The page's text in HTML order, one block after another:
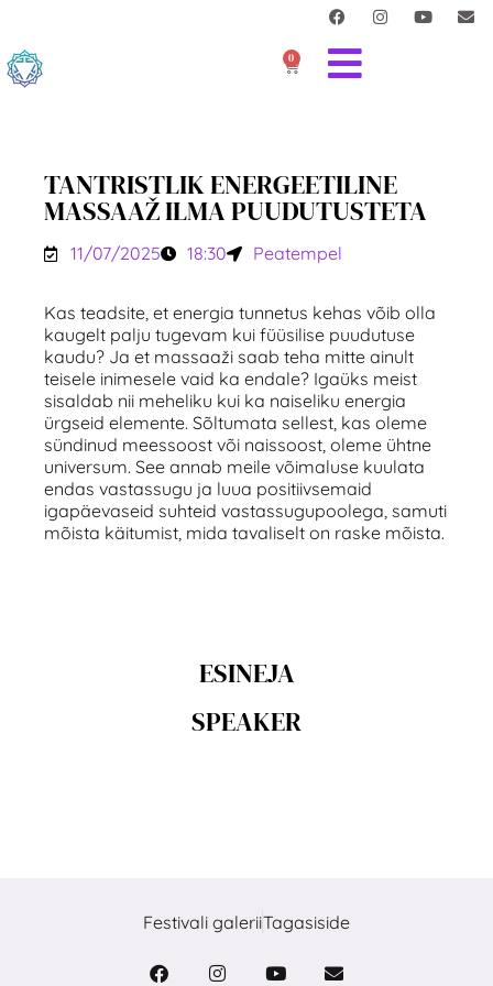
0
TANTRISTLIK ENERGEETILINE
MASSAAŽ ILMA PUUDUTUSTETA
11/07/2025 18:30 Peatempel
Kas teadsite, et energia tunnetus kehas võib olla
kaugelt palju tugevam kui füüsilise puudutuse
kaudu? Ja et massaaži saab teha mitte ainult
teisele inimesele vaid ka endale? Igaüks meist
sisaldab nii meheliku kui ka naiseliku energia
ürgseid elemente. Sõltumata sellest, kas oleme
sündinud meessoost või naissoost, oleme ühtne
universum. See annab meile võimaluse kuulata
endas vastassugu ja luua positiivsemaid
igapäevaseid suhteid vastassugupoolega, samuti
mõista käitumist, mida tavaliselt on raske mõista.
ESINEJA
SPEAKER
Festivali galeriiTagasiside